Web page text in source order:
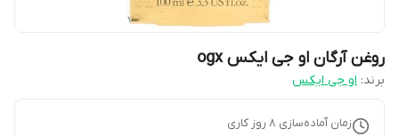
روغن آرگان او جی ایکس ogx
برند: او جی ایکس
زمان آماده‌سازی 8 روز کاری